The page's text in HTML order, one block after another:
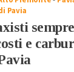
Pavia
e